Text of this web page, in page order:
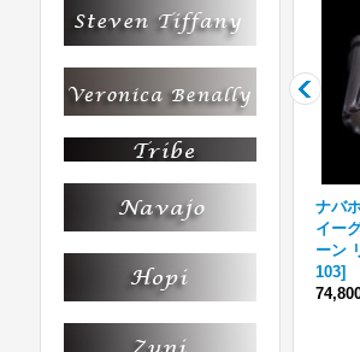
ナバホ族 Tanya Mace 1/4" S
S スタンプ リング [TMR-
002]
34,100円 (税込)
ナバ
イー
ーン
103]